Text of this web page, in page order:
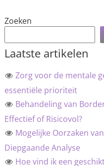
Zoeken
Laatste artikelen
Zorg voor de mentale
essentiële prioriteit
Behandeling van
Effectief of Risicovol?
Mogelijke Oorzaken
Diepgaande Analyse
Hoe vind ik een